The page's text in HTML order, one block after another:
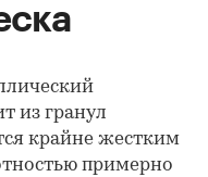
из гранул
крайне жестким
примерно